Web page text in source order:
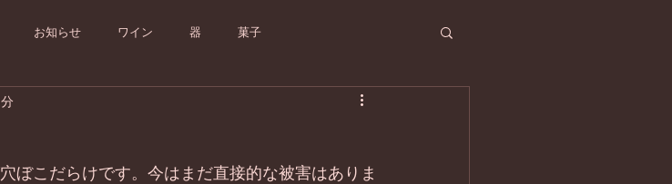
お知らせ ワイン 器 菓子
ぼこだらけです。今はまだ直接的な被害はありま